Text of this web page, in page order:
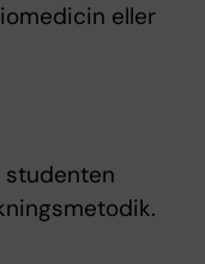
eller
studenten